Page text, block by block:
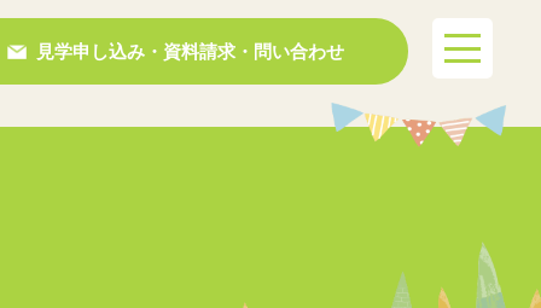
見学申し込み・資料請求・問い合わせ